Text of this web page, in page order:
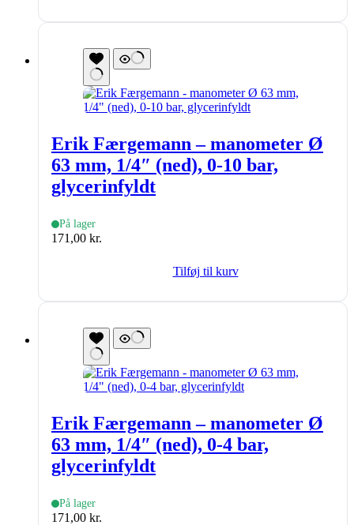
Erik Færgemann – manometer Ø
63 mm, 1/4″ (ned), 0-10 bar,
glycerinfyldt
På lager
171,00 kr.
Tilføj til kurv
Erik Færgemann – manometer Ø
63 mm, 1/4″ (ned), 0-4 bar,
glycerinfyldt
På lager
171,00 kr.